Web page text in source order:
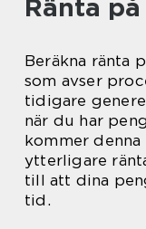
Ränta
Beräkna ränta
som avser
tidigare
när du har
kommer denna
ytterligare
till att dina
tid.